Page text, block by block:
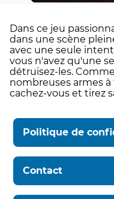
Dans ce jeu
dans une scène
avec une seule
vous n'avez qu'une
détruisez-les.
nombreuses armes
cachez-vous et tirez
Politique de
Contact